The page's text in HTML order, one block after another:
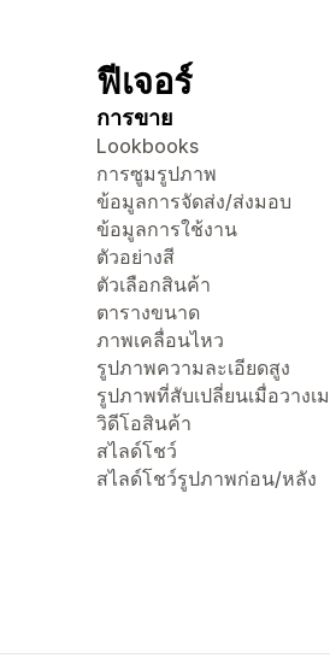
ฟีเจอร์
การขาย
Lookbooks
การซูมรูปภาพ
ข้อมูลการจัดส่ง/ส่งมอบ
ข้อมูลการใช้งาน
ตัวอย่างสี
ตัวเลือกสินค้า
ตารางขนาด
ภาพเคลื่อนไหว
รูปภาพความละเอียดสูง
รูปภาพที่สับเปลี่ยนเมื่อวางเ
วิดีโอสินค้า
สไลด์โชว์
สไลด์โชว์รูปภาพก่อน/หลัง